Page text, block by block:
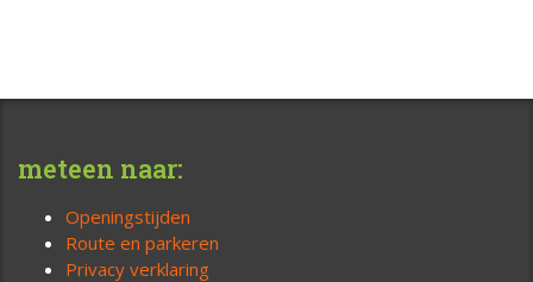
meteen naar:
Openingstijden
Route en parkeren
Privacy verklaring